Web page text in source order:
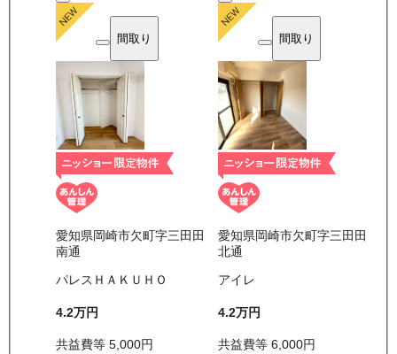
間取り
愛知県岡崎市欠町字三田田
南通
パレスＨＡＫＵＨＯ
4.2万円
共益費等 5,000円
間取り
愛知県岡崎市欠町字三田田
北通
アイレ
4.2万円
共益費等6,000円